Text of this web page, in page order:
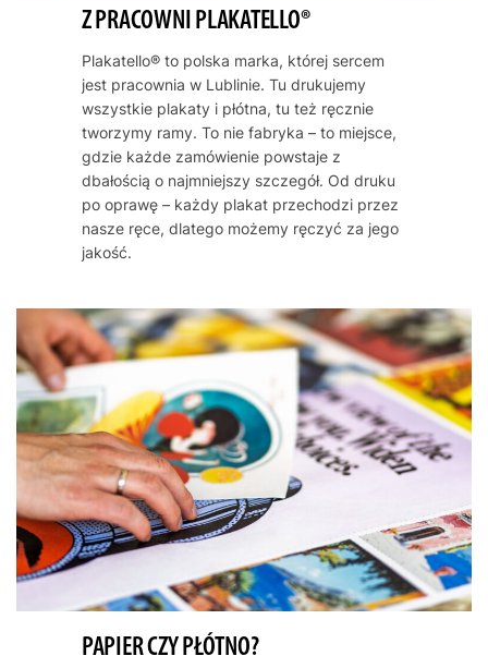
Z PRACOWNI PLAKATELLO®
Plakatello® to polska marka, której sercem
jest pracownia w Lublinie. Tu drukujemy
wszystkie plakaty i płótna, tu też ręcznie
tworzymy ramy. To nie fabryka – to miejsce,
gdzie każde zamówienie powstaje z
dbałością o najmniejszy szczegół. Od druku
po oprawę – każdy plakat przechodzi przez
nasze ręce, dlatego możemy ręczyć za jego
jakość.
PAPIER CZY PŁÓTNO?